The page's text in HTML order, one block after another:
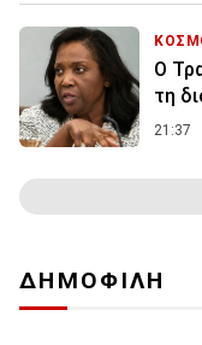
Ο
τη
21:37
ΔΗΜΟΦΙΛΗ